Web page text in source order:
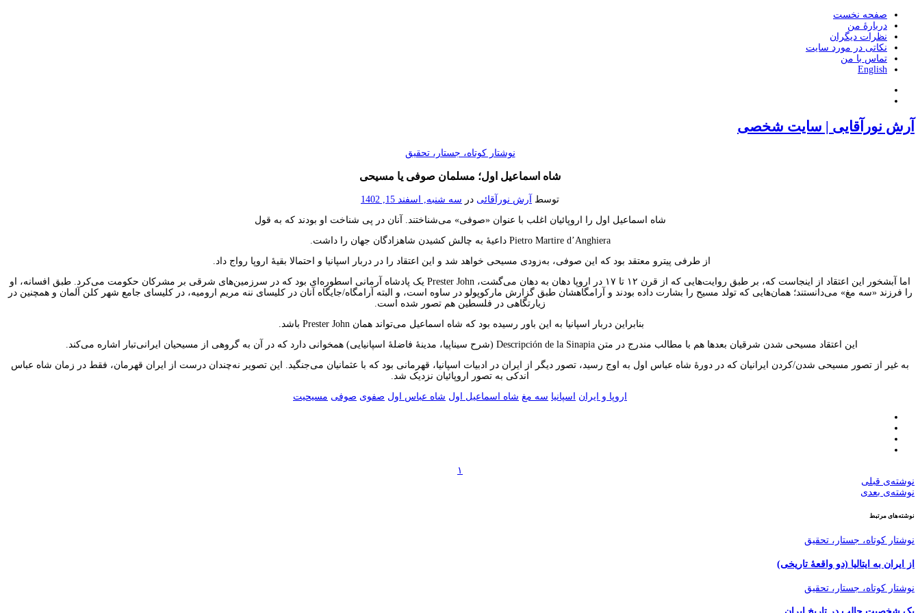
صفحه نخست
دربارۀ من
نظرات دیگران
نکاتی در مورد سایت
تماس با من
English
آرش نورآقایی | سایت شخصی
نوشتار کوتاه، جستار، تحقیق
شاه اسماعیل اول؛ مسلمان صوفی یا مسیحی
توسط آرش نورآقائی در سه شنبه, اسفند 15, 1402
شاه اسماعیل اول را اروپائیان اغلب با عنوان «صوفی» می‌شناختند. آنان در پی شناخت او بودند که به قول
Pietro Martire d’Anghiera داعیهٔ به چالش کشیدن شاهزادگان جهان را داشت.
از طرفی پیترو معتقد بود که این صوفی، به‌زودی مسیحی خواهد شد و این اعتقاد را در دربار اسپانیا و احتمالا بقیهٔ اروپا رواج داد.
اما آبشخور این اعتقاد از اینجاست که، بر طبق روایت‌هایی که از قرن ۱۲ تا ۱۷ در اروپا دهان به دهان می‌گشت، Prester John یک پادشاه آرمانی اسطوره‌ای بود که در سرزمین‌های شرقی بر مشرکان حکومت می‌کرد. طبق افسانه، او
را فرزند «سه مغ» می‌دانستند؛ همان‌هایی که تولد مسیح را بشارت داده بودند و آرامگاهشان طبق گزارش مارکوپولو در ساوه است، و البته آرامگاه/جایگاه آنان در کلیسای ننه مریم ارومیه، در کلیسای جامع شهر کلن آلمان و همچنین در
زیارتگاهی در فلسطین هم تصور شده است.
بنابراین دربار اسپانیا به این باور رسیده بود که شاه اسماعیل می‌تواند همان Prester John باشد.
این اعتقاد مسیحی شدن شرقیان بعدها هم با مطالب مندرج در متن Descripción de la Sinapia (شرح سیناپیا، مدینهٔ فاضلهٔ اسپانیایی) همخوانی دارد که در آن به گروهی از مسیحیان ایرانی‌تبار اشاره می‌کند.
به غیر از تصور مسیحی شدن/کردن ایرانیان که در دورۀ شاه عباس اول به اوج رسید، تصور دیگر از ایران در ادبیات اسپانیا، قهرمانی بود که با عثمانیان می‌جنگید. این تصویر نه‌چندان درست از ایران قهرمان، فقط در زمان شاه عباس
اندکی به تصور اروپائیان نزدیک شد.
اروپا و ایران اسپانیا سه مغ شاه اسماعیل اول شاه عباس اول صفوی صوفی مسیحیت
۱
نوشته‌ی قبلی
نوشته‌ی بعدی
نوشته‌های مرتبط
نوشتار کوتاه، جستار، تحقیق
از ایران به ایتالیا (دو واقعۀ تاریخی)
نوشتار کوتاه، جستار، تحقیق